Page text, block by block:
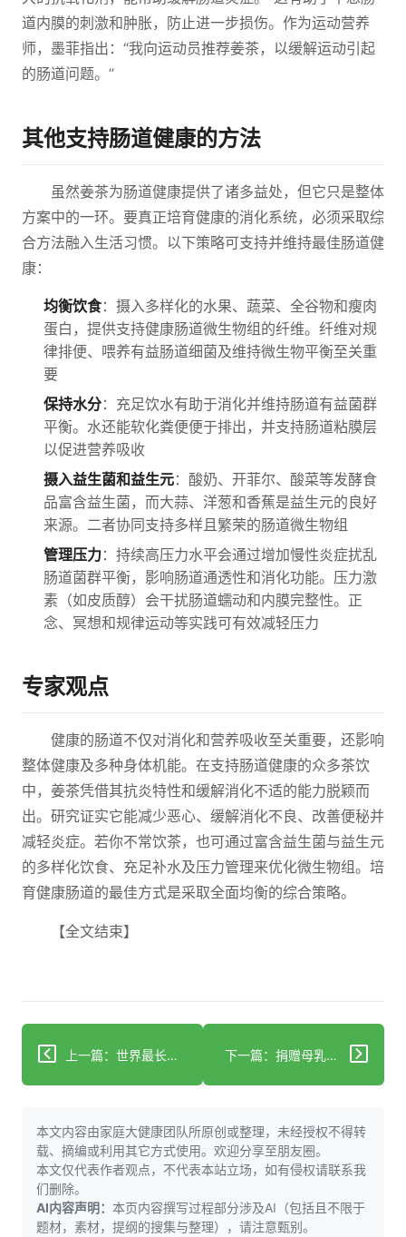
道内膜的刺激和肿胀，防止进一步损伤。作为运动营养
师，墨菲指出：“我向运动员推荐姜茶，以缓解运动引起
的肠道问题。”
其他支持肠道健康的方法
虽然姜茶为肠道健康提供了诸多益处，但它只是整体
方案中的一环。要真正培育健康的消化系统，必须采取综
合方法融入生活习惯。以下策略可支持并维持最佳肠道健
康：
均衡饮食：摄入多样化的水果、蔬菜、全谷物和瘦肉
蛋白，提供支持健康肠道微生物组的纤维。纤维对规
律排便、喂养有益肠道细菌及维持微生物平衡至关重
要
保持水分：充足饮水有助于消化并维持肠道有益菌群
平衡。水还能软化粪便便于排出，并支持肠道粘膜层
以促进营养吸收
摄入益生菌和益生元：酸奶、开菲尔、酸菜等发酵食
品富含益生菌，而大蒜、洋葱和香蕉是益生元的良好
来源。二者协同支持多样且繁荣的肠道微生物组
管理压力：持续高压力水平会通过增加慢性炎症扰乱
肠道菌群平衡，影响肠道通透性和消化功能。压力激
素（如皮质醇）会干扰肠道蠕动和内膜完整性。正
念、冥想和规律运动等实践可有效减轻压力
专家观点
健康的肠道不仅对消化和营养吸收至关重要，还影响
整体健康及多种身体机能。在支持肠道健康的众多茶饮
中，姜茶凭借其抗炎特性和缓解消化不适的能力脱颖而
出。研究证实它能减少恶心、缓解消化不良、改善便秘并
减轻炎症。若你不常饮茶，也可通过富含益生菌与益生元
的多样化饮食、充足补水及压力管理来优化微生物组。培
育健康肠道的最佳方式是采取全面均衡的综合策略。
【全文结束】
上一篇：世界最长寿者拥有年轻微生物组和"卓越基因组" 下一篇：捐赠母乳存储对早产儿肠道健康至关重要
本文内容由家庭大健康团队所原创或整理，未经授权不得转
载、摘编或利用其它方式使用。欢迎分享至朋友圈。
本文仅代表作者观点，不代表本站立场，如有侵权请联系我
们删除。
AI内容声明： 本页内容撰写过程部分涉及AI（包括且不限于
题材，素材，提纲的搜集与整理），请注意甄别。